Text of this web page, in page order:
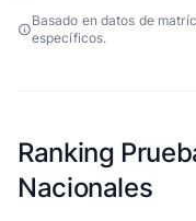
Basado en datos de
específicos.
Ranking
Nacionales